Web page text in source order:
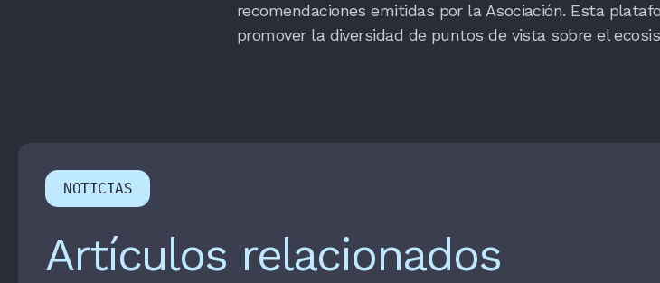
recomendaciones emitidas por la Asociación. Esta
promover la diversidad de puntos de vista sobre el
NOTICIAS
Artículos relacionados